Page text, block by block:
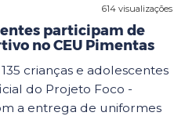
614 visualizações
participam de
no CEU Pimentas
crianças e adolescentes
do Projeto Foco -
a entrega de uniformes